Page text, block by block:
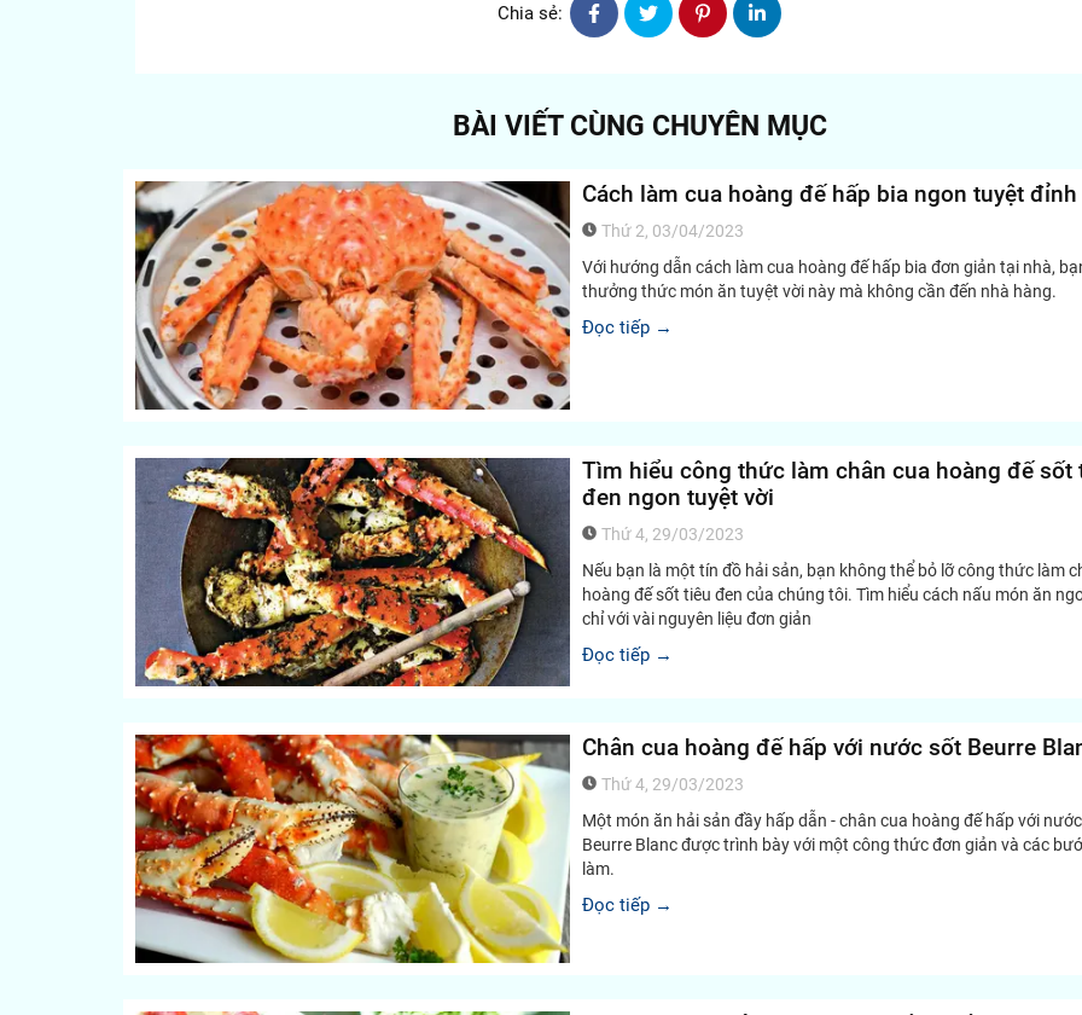
Chia sẻ:
BÀI VIẾT CÙNG CHUYÊN MỤC
Cách làm cua hoàng đế hấp bia ngon tuyệt đỉnh
Thứ 2, 03/04/2023
Với hướng dẫn cách làm cua hoàng đế hấp bia đơn giản tại nhà,
thưởng thức món ăn tuyệt vời này mà không cần đến nhà hàng.
Đọc tiếp →
Tìm hiểu công thức làm chân cua hoàng đế sốt
đen ngon tuyệt vời
Thứ 4, 29/03/2023
Nếu bạn là một tín đồ hải sản, bạn không thể bỏ lỡ công thức làm
hoàng đế sốt tiêu đen của chúng tôi. Tìm hiểu cách nấu món ăn
chỉ với vài nguyên liệu đơn giản
Đọc tiếp →
Chân cua hoàng đế hấp với nước sốt Beurre
Thứ 4, 29/03/2023
Một món ăn hải sản đầy hấp dẫn - chân cua hoàng đế hấp với
Beurre Blanc được trình bày với một công thức đơn giản và các
làm.
Đọc tiếp →